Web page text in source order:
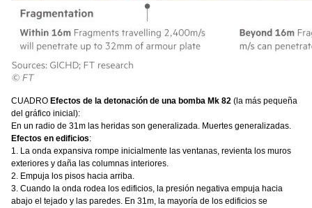
CUADRO Efectos de la detonación de una bomba Mk 82 (la más pequeña
del gráfico inicial):
En un radio de 31m las heridas son generalizada. Muertes generalizadas.
Efectos en edificios:
1. La onda expansiva rompe inicialmente las ventanas, revienta los muros
exteriores y daña las columnas interiores.
2. Empuja los pisos hacia arriba.
3. Cuando la onda rodea los edificios, la presión negativa empuja hacia
abajo el tejado y las paredes. En 31m, la mayoría de los edificios se